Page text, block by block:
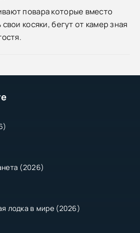
(2026)
лодка в мире (2026)
повара которые вместо
косяки, бегут от камер зная